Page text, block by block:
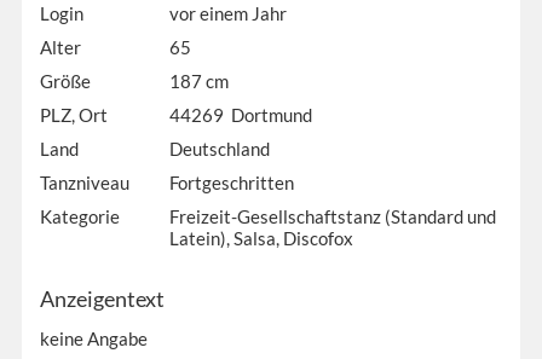
Login
vor einem Jahr
Alter
65
Größe
187 cm
PLZ, Ort
44269 Dortmund
Land
Deutschland
Tanzniveau
Fortgeschritten
Kategorie
Freizeit-Gesellschaftstanz (Standard und
Latein), Salsa, Discofox
Anzeigentext
keine Angabe